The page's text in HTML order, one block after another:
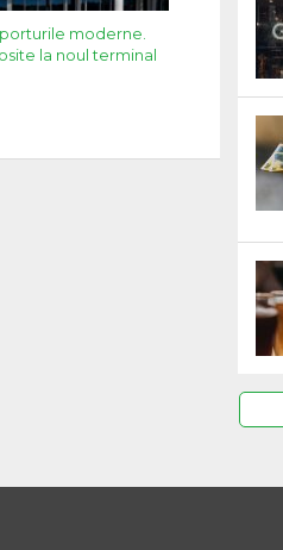
moderne.
la noul terminal